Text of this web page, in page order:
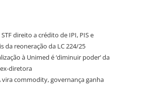
direito a crédito de IPI, PIS e
da reoneração da LC 224/25
à Unimed é ‘diminuir poder’ da
diretora
vira commodity, governança ganha